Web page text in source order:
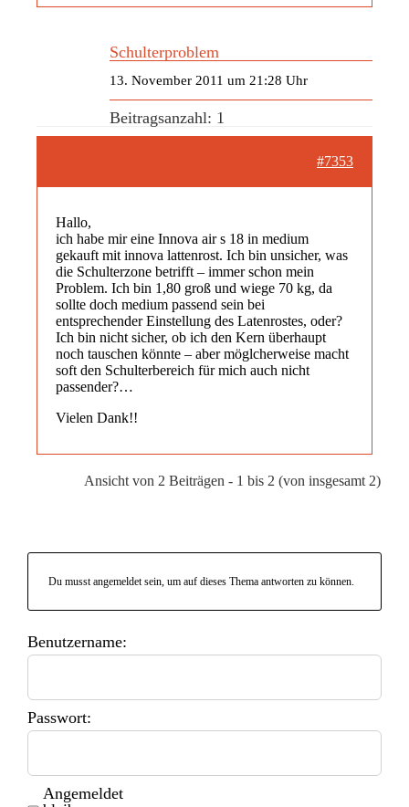
Schulterproblem
13. November 2011 um 21:28 Uhr
Beitragsanzahl: 1
#7353
Hallo,
ich habe mir eine Innova air s 18 in medium
gekauft mit innova lattenrost. Ich bin unsicher, was
die Schulterzone betrifft – immer schon mein
Problem. Ich bin 1,80 groß und wiege 70 kg, da
sollte doch medium passend sein bei
entsprechender Einstellung des Latenrostes, oder?
Ich bin nicht sicher, ob ich den Kern überhaupt
noch tauschen könnte – aber möglcherweise macht
soft den Schulterbereich für mich auch nicht
passender?…
Vielen Dank!!
Ansicht von 2 Beiträgen - 1 bis 2 (von insgesamt 2)
Du musst angemeldet sein, um auf dieses Thema antworten zu können.
Benutzername:
Passwort:
Angemeldet